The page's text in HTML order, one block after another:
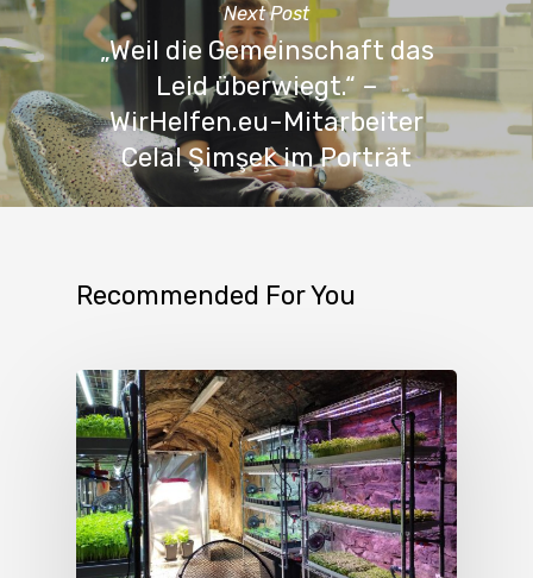
Next Post
„Weil die Gemeinschaft das
Leid überwiegt.“ –
WirHelfen.eu-Mitarbeiter
Celal Şimşek im Porträt
Recommended For You